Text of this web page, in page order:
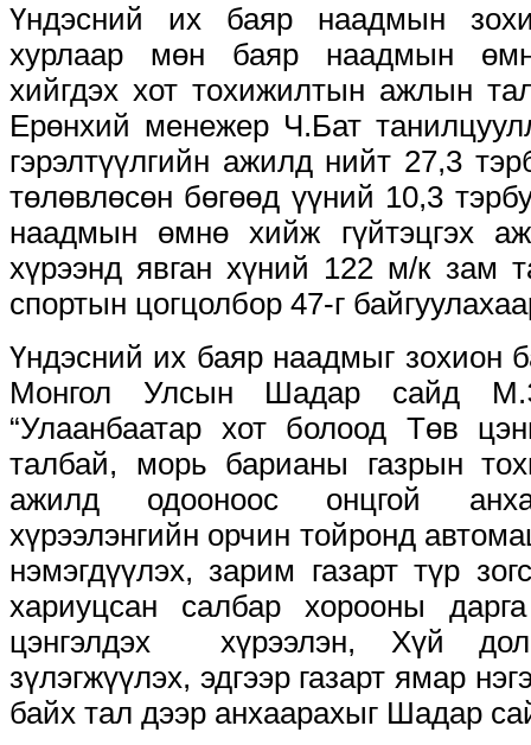
Үндэсний их баяр наадмын
хурлаар мөн баяр наадмын
хийгдэх хот тохижилтын ажлын
Ерөнхий менежер Ч.Бат
гэрэлтүүлгийн ажилд нийт 27,3
төлөвлөсөн бөгөөд үүний 10,3
наадмын өмнө хийж гүйтэцгэх
хүрээнд явган хүний 122 м/к зам
спортын цогцолбор 47-г
Үндэсний их баяр наадмыг зохион
Монгол Улсын Шадар сайд
“Улаанбаатар хот болоод Төв
талбай, морь барианы газрын
ажилд одооноос онцгой
хүрээлэнгийн орчин тойронд
нэмэгдүүлэх, зарим газарт түр
хариуцсан салбар хорооны
цэнгэлдэх хүрээлэн, Хүй
зүлэгжүүлэх, эдгээр газарт ямар
байх тал дээр анхаарахыг Шадар